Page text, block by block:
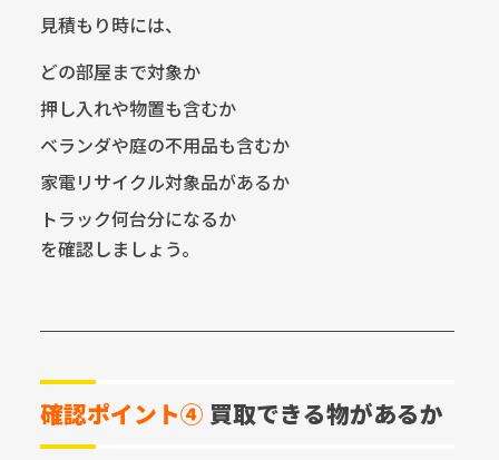
見積もり時には、
どの部屋まで対象か
押し入れや物置も含むか
ベランダや庭の不用品も含むか
家電リサイクル対象品があるか
トラック何台分になるか
を確認しましょう。
確認ポイント④ 買取できる物があるか